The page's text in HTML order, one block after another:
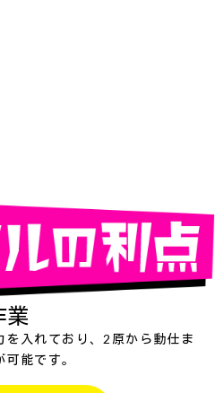
業
入れており、2原から動仕ま
能です。